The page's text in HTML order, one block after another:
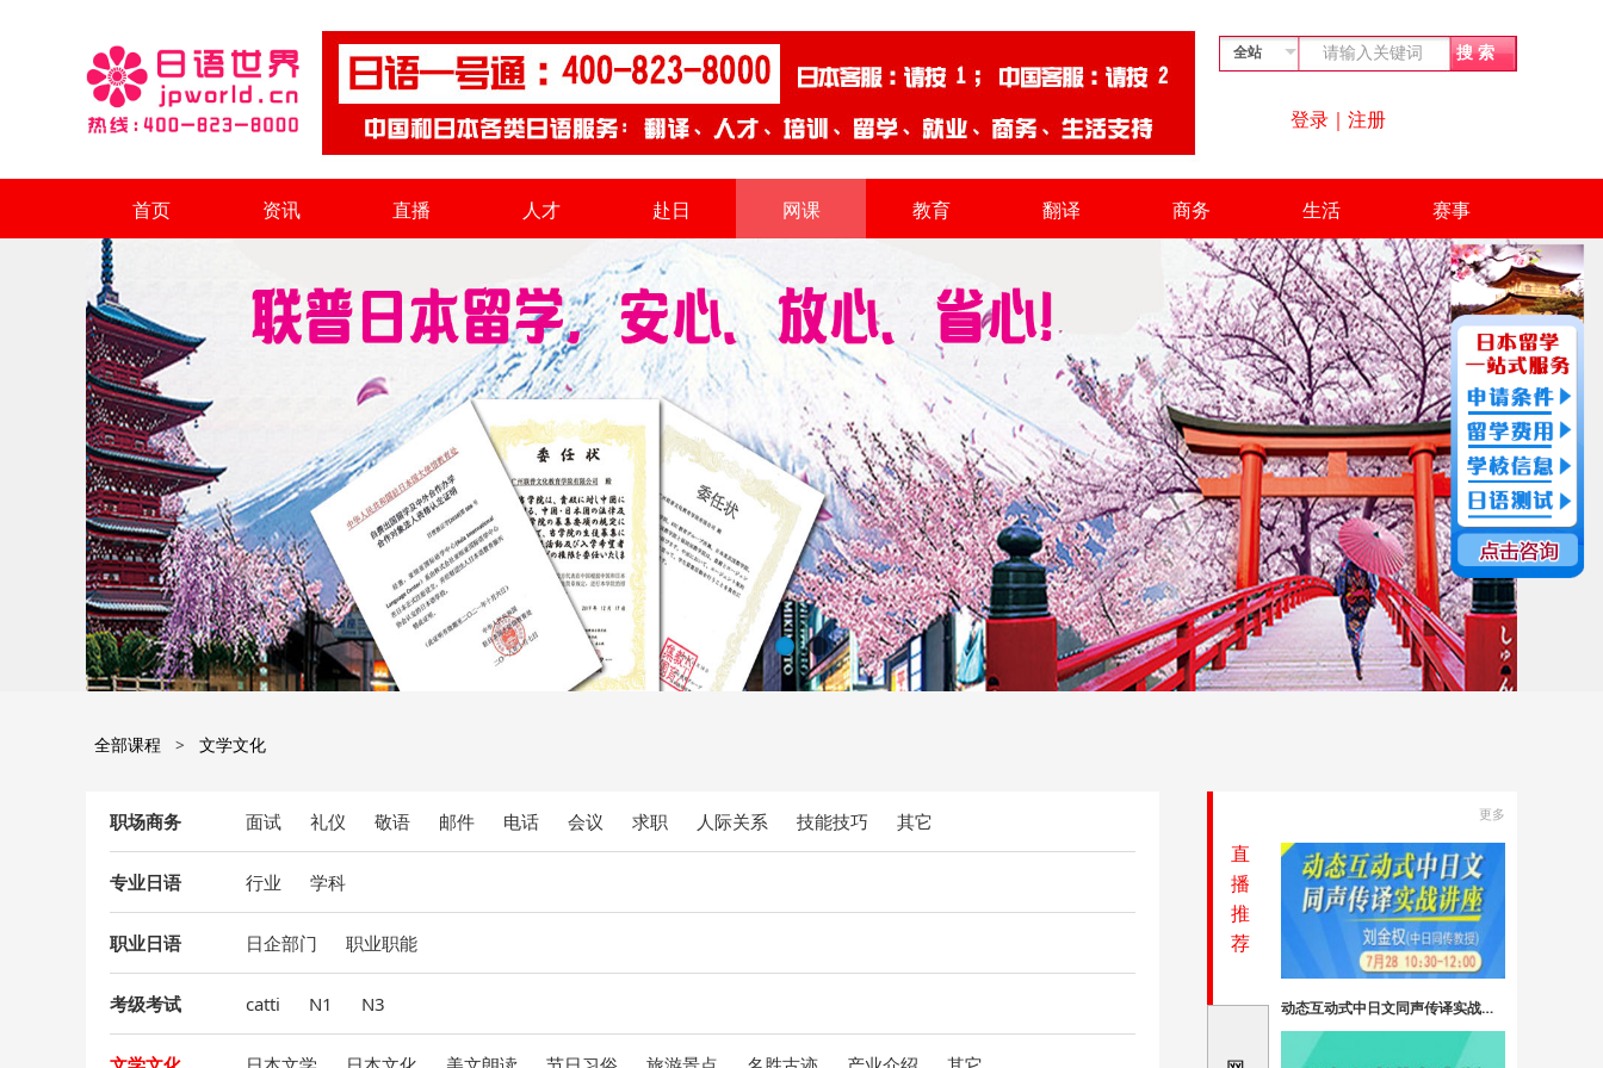
登录 ｜ 注册
首页 资讯 直播 人才 赴日 网课 教育 翻译 商务 生活 赛事
全部课程 文学文化
职场商务 面试 礼仪 敬语 邮件 电话 会议 求职 人际关系 技能技巧 其它
专业日语 行业 学科
职业日语 日企部门 职业职能
考级考试 catti N1 N3
直
播
推
荐
更多
动态互动式中日文同声传译实战讲座